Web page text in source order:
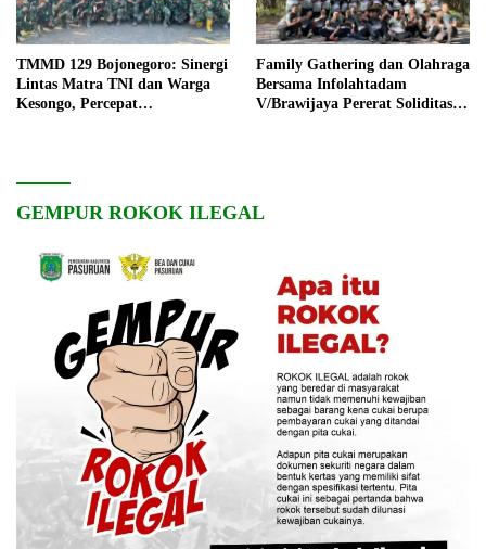
TMMD 129 Bojonegoro: Sinergi
Lintas Matra TNI dan Warga
Kesongo, Percepat
Family Gathering dan Olahraga
Bersama Infolahtadam
V/Brawijaya Pererat Soliditas
GEMPUR ROKOK ILEGAL